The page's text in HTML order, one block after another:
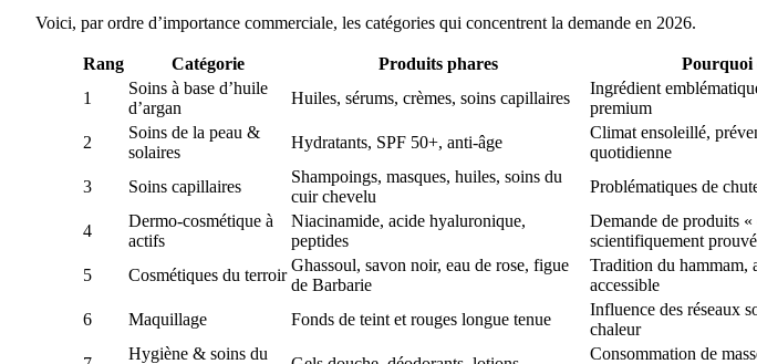
Voici, par ordre d’importance commerciale, les catégories qui concentrent la demande en 2026.
Rang Catégorie Produits phares
Pourquoi
1
Soins à base d’huile
d’argan
Huiles, sérums, crèmes, soins capillaires
Ingrédient
premium
2
Soins de la peau &
solaires
Hydratants, SPF 50+, anti-âge
Climat ensoleillé,
quotidienne
3
Soins capillaires
Shampoings, masques, huiles, soins du
cuir chevelu
Problématiques de
4
Dermo-cosmétique à
actifs
Niacinamide, acide hyaluronique,
peptides
Demande de produits «
scientifiquement
5
Cosmétiques du terroir
Ghassoul, savon noir, eau de rose, figue
de Barbarie
Tradition du hammam,
accessible
6
Maquillage Fonds de teint et rouges longue tenue
Influence des réseaux
chaleur
Hygiène & soins du
Consommation de